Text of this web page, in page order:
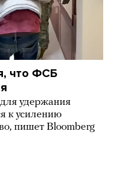
что ФСБ
удержания
к усилению
пишет Bloomberg